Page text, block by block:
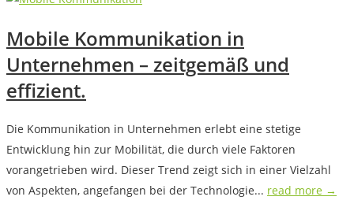
Mobile Kommunikation in
Unternehmen – zeitgemäß und
effizient.
Die Kommunikation in Unternehmen erlebt eine stetige
Entwicklung hin zur Mobilität, die durch viele Faktoren
vorangetrieben wird. Dieser Trend zeigt sich in einer Vielzahl
von Aspekten, angefangen bei der Technologie... read more →